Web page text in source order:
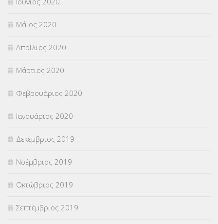
Μάιος 2020
Απρίλιος 2020
Μάρτιος 2020
Φεβρουάριος 2020
Ιανουάριος 2020
Δεκέμβριος 2019
Νοέμβριος 2019
Οκτώβριος 2019
Σεπτέμβριος 2019